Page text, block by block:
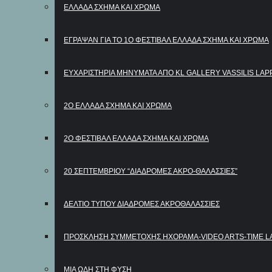
ΕΛΛΑΔΑ ΣΧΗΜΑ ΚΑΙ ΧΡΩΜΑ
ΈΓΡΑΨΑΝ ΓΙΑ ΤΟ 1Ο ΦΕΣΤΙΒΆΛ ΕΛΛΆΔΑ ΣΧΉΜΑ ΚΑΙ ΧΡΏΜΑ
ΕΥΧΑΡΙΣΤΉΡΙΑ ΜΗΝΎΜΑΤΑ ΑΠΌ KL GALLERY VASSILIS
2Ο ΕΛΛΑΔΑ ΣΧΗΜΑ ΚΑΙ ΧΡΩΜΑ
2Ο ΦΕΣΤΙΒΆΛ ΕΛΛΆΔΑ ΣΧΉΜΑ ΚΑΙ ΧΡΏΜΑ
20 ΣΕΠΤΕΜΒΡΙΟΥ “ΔΙΑΔΡΟΜΕΣ ΑΚΡΟ-ΘΑΛΑΣΣΙΕΣ”
ΔΕΛΤΊΟ ΤΎΠΟΥ ΔΙΑΔΡΟΜΕΣ ΑΚΡΟΘΑΛΑΣΣΙΕΣ
ΠΡΟΣΚΛΗΣΗ ΣΥΜΜΕΤΟΧΗΣ ΗΧΟΡΑΜΑ-VIDEO ARTS-TIME
ΜΙΑ ΩΔΗ ΣΤΗ ΦΥΣΗ